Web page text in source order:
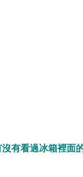
有看過冰箱裡面